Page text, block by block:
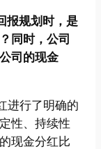
报规划时，是
同时，公司
司的现金
进行了明确的
性、持续性
现金分红比